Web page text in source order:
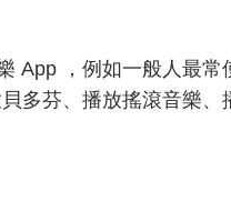
App ，例如一般人最
多芬、播放搖滾音樂